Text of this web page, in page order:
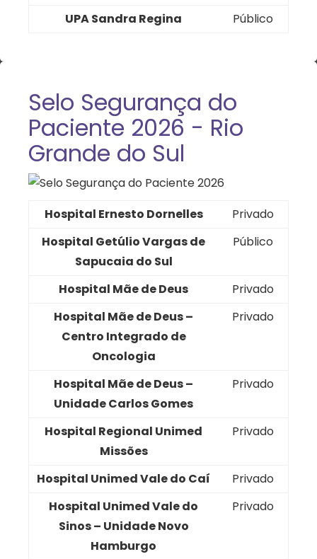
UPA Sandra Regina Público
Selo Segurança do
Paciente 2026 - Rio
Grande do Sul
Hospital Ernesto Dornelles
Privado
Hospital Getúlio Vargas de
Sapucaia do Sul
Público
Hospital Mãe de Deus
Privado
Hospital Mãe de Deus –
Centro Integrado de
Oncologia
Privado
Hospital Mãe de Deus –
Unidade Carlos Gomes
Privado
Hospital Regional Unimed
Missões
Privado
Hospital Unimed Vale do Caí
Privado
Hospital Unimed Vale do
Sinos – Unidade Novo
Hamburgo
Privado